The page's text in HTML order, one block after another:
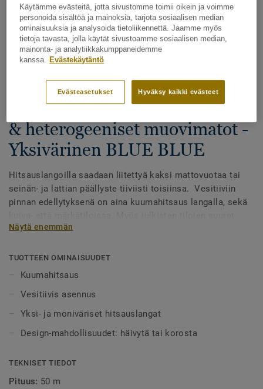
Katso kaikki kuosit - NCS ja LRV (1096)
Hitsauslangat
Hitsauslangat - Homogeeniset
& heterogeeniset muovimatot -
Yksivärinen BLUE BLUE
Hitsauslangoilla saadaan liitettyä kaksi mattovuotaa tai
seinän- ja lattian päällyste tiiviisti toisiinsa. Vesitiiviin
pinnan edellytyksenä on aina kuumahitsaus langalla, sekä
alueet tulee aina lankahitsata. Hitsatut saumat myös
rakoihin. Hitsauslankoja on saatavilla yksi- tai
monivärisenä, joko häivyttämään saumakohdat tai
Näytä enemmän
TUOTTEEN OMINAISUUDET
Kuumahitsaus
Vesitiivis asennus
Yksi- ja moniväriset hitsauslangat
Design-mahdollisuudet: häivytä tai korosta
TEKNISET TIEDOT
Pituus: 50 m
Käytämme evästeitä, jotta sivustomme toimii oikein ja voimme
personoida sisältöä ja mainoksia, tarjota sosiaalisen median
ominaisuuksia ja analysoida tietoliikennettä. Jaamme myös
tietoja tavasta, jolla käytät sivustoamme sosiaalisen median,
mainonta- ja analytiikkakumppaneidemme
kanssa. Evästekäytäntö
Hyväksy kaikki evästeet
Evästeasetukset